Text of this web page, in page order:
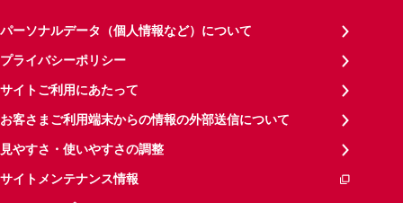
パーソナルデータ（個人情報など）について
プライバシーポリシー
サイトご利用にあたって
お客さまご利用端末からの情報の外部送信について
見やすさ・使いやすさの調整
サイトメンテナンス情報